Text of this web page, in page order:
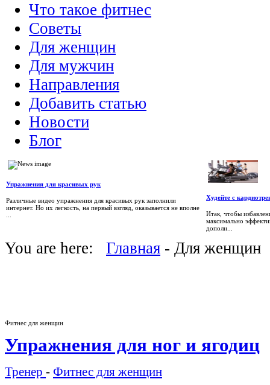
Что такое фитнес
Советы
Для женщин
Для мужчин
Направления
Добавить статью
Новости
Блог
Упражнения для красивых рук
Различные видео упражнения для красивых рук заполнили
интернет. Но их легкость, на первый взгляд, оказывается не вполне
Худейте с
Итак, чтобы
максимально
дополн...
You are here: Главная - Для женщин
Фитнес для женщин
Упражнения для ног и ягодиц
Тренер - Фитнес для женщин